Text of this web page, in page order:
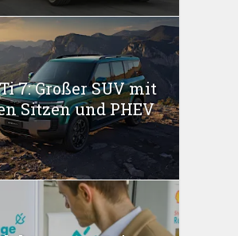
7: Großer SUV mit
Sitzen und PHEV